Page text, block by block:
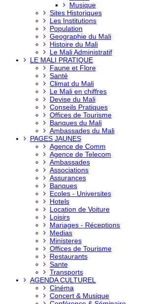
Musique
Sites Historiques
Les Institutions
Population
Geographie du Mali
Histoire du Mali
Le Mali Administratif
LE MALI PRATIQUE
Faune et Flore
Santé
Climat du Mali
Le Mali en chiffres
Devise du Mali
Conseils Pratiques
Offices de Tourisme
Banques du Mali
Ambassades du Mali
PAGES JAUNES
Agence de Comm
Agence de Telecom
Ambassades
Associations
Assurances
Banques
Ecoles - Universites
Hotels
Location de Voiture
Loisirs
Mariages - Réceptions
Medias
Ministeres
Offices de Tourisme
Restaurants
Sante
Transports
AGENDA CULTUREL
Cinéma
Concert & Musique